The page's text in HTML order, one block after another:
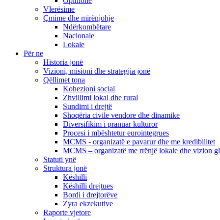
Vlerësime
Çmime dhe mirënjohje
Ndërkombëtare
Nacionale
Lokale
Për ne
Historia jonë
Vizioni, misioni dhe strategjia jonë
Qëllimet tona
Kohezioni social
Zhvillimi lokal dhe rural
Sundimi i drejtë
Shoqëria civile vendore dhe dinamike
Diversifikim i pranuar kulturor
Procesi i mbështetur eurointegrues
MCMS - organizatë e pavarur dhe me kredibilitet
MCMS – organizatë me rrënjë lokale dhe vizion
Statuti ynë
Struktura jonë
Këshilli
Këshilli drejtues
Bordi i drejtorëve
Zyra ekzekutive
Raporte vjetore